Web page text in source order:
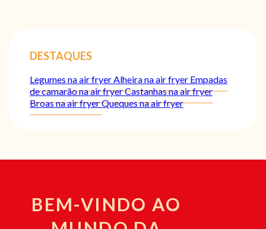
DESTAQUES
Legumes na air fryerAlheira na air fryer Empadas
de camarão na air fryerCastanhas na air fryer
Broas na air fryerQueques na air fryer
BEM-VINDO AO